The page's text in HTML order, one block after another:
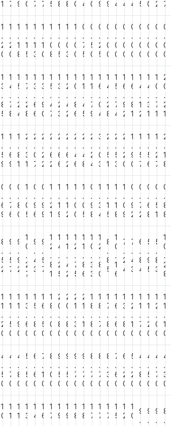
1
7
9
0
7
7
5
8
8
0
4
0
9
9
4
4
4
5
0
2
7
1
.
2
0
1
.
2
0
1
.
1
8
1
.
1
5
1
.
1
3
1
.
1
0
1
.
0
8
1
.
0
5
1
.
0
3
1
.
0
0
0
.
7
5
0
.
5
0
0
.
2
5
0
.
0
0
0
.
0
0
0
.
0
0
0
.
0
0
0
.
0
0
0
.
0
0
0
.
0
0
0
.
0
0
1
3
.
8
5
1
4
.
7
8
1
5
.
2
4
1
7
.
2
8
1
3
.
6
6
1
3
.
9
0
1
5
.
4
7
1
3
.
2
3
1
2
.
4
2
1
0
.
8
6
1
1
.
4
5
1
1
.
7
9
1
6
.
0
4
1
4
.
2
8
1
5
.
7
4
1
6
.
9
2
1
6
.
8
1
1
4
.
1
2
1
4
.
3
1
1
0
.
7
1
2
0
.
2
1
1
.
5
9
1
.
6
9
1
.
8
1
2
.
3
1
2
.
0
7
2
.
2
2
2
.
6
2
2
.
6
6
2
.
6
2
2
.
4
6
2
.
4
8
2
.
2
4
3
.
0
3
2
.
5
1
2
.
5
3
2
.
2
0
1
.
9
0
1
.
5
7
1
.
5
6
1
.
2
7
2
.
1
8
0
.
6
9
0
.
7
6
0
.
8
0
1
.
0
5
0
.
9
6
0
.
9
9
1
.
2
1
1
.
1
9
1
.
1
2
1
.
0
0
1
.
0
5
0
.
9
8
1
.
3
4
1
.
1
5
1
.
1
8
1
.
0
9
0
.
9
2
0
.
7
2
0
.
6
8
0
.
5
1
0
.
8
8
8
.
5
2
9
.
5
7
9
.
9
2
1
0
.
2
7
9
.
4
3
9
.
5
7
1
2
.
8
1
1
4
.
2
5
1
1
.
4
2
1
2
.
7
5
1
1
.
8
6
1
0
.
3
3
1
2
.
8
0
8
.
8
5
1
0
.
1
6
7
.
2
4
7
.
4
3
6
.
8
4
5
.
9
5
5
.
8
3
1
0
.
2
8
1
1
.
2
0
1
1
.
5
0
1
1
.
9
0
1
3
.
6
0
1
5
.
8
0
1
6
.
5
0
1
8
.
0
0
2
0
.
8
0
2
0
.
8
0
2
1
.
3
0
2
1
.
1
0
1
8
.
8
0
1
8
.
7
0
1
7
.
8
0
1
6
.
6
0
1
3
.
8
0
1
2
.
1
0
1
1
.
7
0
1
1
.
2
0
1
2
.
0
0
1
1
.
1
0
4
.
5
0
4
.
7
0
4
.
8
0
5
.
5
0
6
.
6
0
7
.
1
0
8
.
0
0
9
.
5
0
9
.
5
0
9
.
7
0
9
.
7
0
8
.
7
0
8
.
7
0
8
.
3
0
7
.
6
0
6
.
2
0
5
.
2
0
4
.
8
0
4
.
5
0
4
.
7
0
4
.
3
0
1
0
1
1
1
1
1
3
1
4
1
6
1
7
1
9
1
9
1
8
1
8
1
7
1
7
1
7
1
5
1
2
1
0
9
.
9
.
9
.
8
.